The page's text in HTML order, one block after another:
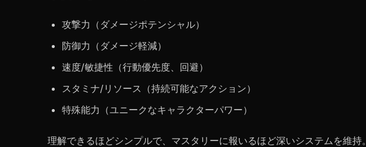
攻撃力（ダメージポテンシャル）
防御力（ダメージ軽減）
速度/敏捷性（行動優先度、回避）
スタミナ/リソース（持続可能なアクション）
特殊能力（ユニークなキャラクターパワー）
理解できるほどシンプルで、マスタリーに報いるほど深いシステムを維持。